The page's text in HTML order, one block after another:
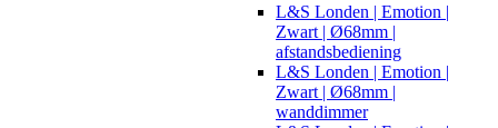
L&S Londen | Emotion |
Zwart | Ø68mm |
afstandsbediening
L&S Londen | Emotion |
Zwart | Ø68mm |
wanddimmer